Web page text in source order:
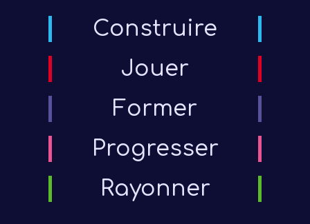
Construire
Jouer
Former
Progresser
Rayonner